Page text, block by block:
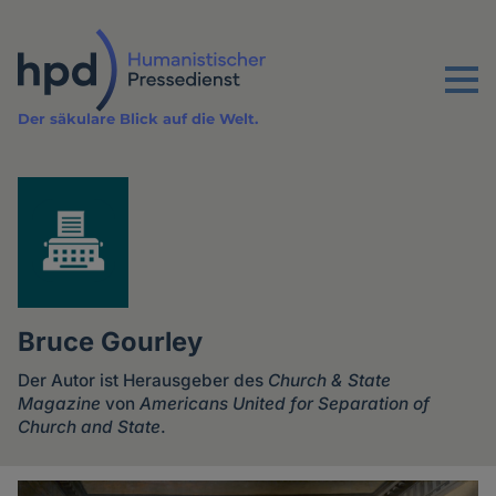
Inhalt
Menu
Der säkulare Blick auf die Welt.
Bruce Gourley
Der Autor ist Herausgeber des Church & State
Magazine vonAmericans United for Separation of
Church and State.